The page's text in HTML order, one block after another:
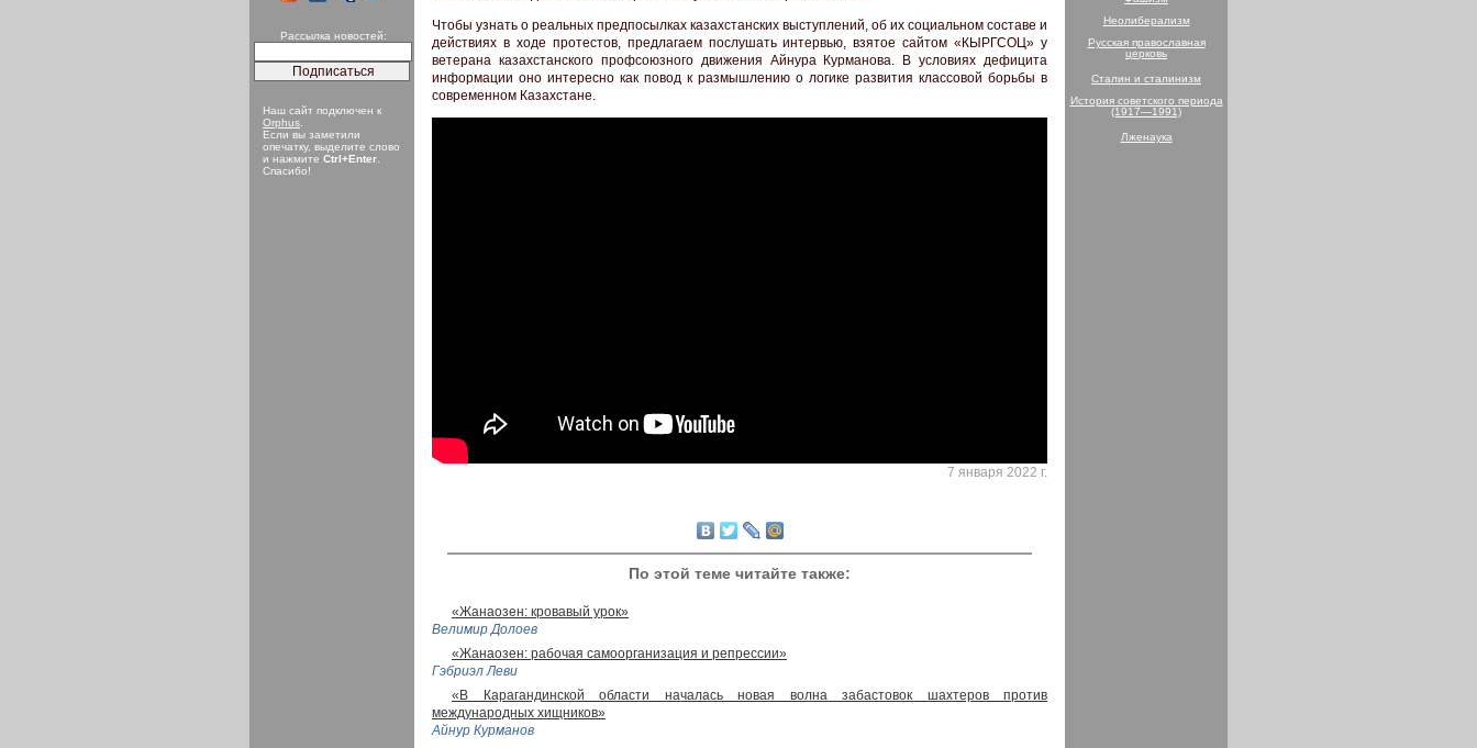
Рассылка новостей:
Наш сайт подключен к
Orphus
Если вы заметили
опечатку, выделите слово
и нажмите Ctrl+Enter
Спасибо!
Чтобы узнать о реальных предпосылках казахстанских выступлений, об их социальном составе и
действиях в ходе протестов, предлагаем послушать интервью, взятое сайтом «КЫРГСОЦ» у
ветерана казахстанского профсоюзного движения Айнура Курманова. В условиях дефицита
информации оно интересно как повод к размышлению о логике развития классовой борьбы в
современном Казахстане.
7 января 2022 г.
По этой теме читайте также:
«Жанаозен: кровавый урок»
Велимир Долоев
«Жанаозен: рабочая самоорганизация и репрессии»
Гэбриэл Леви
«В Карагандинской области началась новая волна забастовок шахтеров против
международных хищников»
Айнур Курманов
Неолиберализм
Русская православная
церковь
Сталин и сталинизм
История советского периода
(1917—1991)
Лженаука